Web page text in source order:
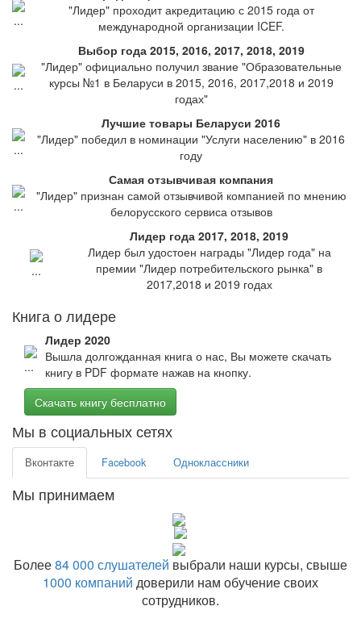
"Лидер" проходит акредитацию с 2015 года от
международной организации ICEF.
Выбор года 2015, 2016, 2017, 2018, 2019
"Лидер" официально получил звание "Образовательные
курсы №1 в Беларуси в 2015, 2016, 2017,2018 и 2019
годах"
Лучшие товары Беларуси 2016
"Лидер" победил в номинации "Услуги населению" в 2016
году
Самая отзывчивая компания
"Лидер" признан самой отзывчивой компанией по мнению
белорусского сервиса отзывов
Лидер года 2017, 2018, 2019
Лидер был удостоен награды "Лидер года" на
премии "Лидер потребительского рынка" в
2017,2018 и 2019 годах
Книга о лидере
Лидер 2020
Вышла долгожданная книга о нас, Вы можете скачать
книгу в PDF формате нажав на кнопку.
Скачать книгу бесплатно
Мы в социальных сетях
Вконтакте Facebook Одноклассники
Мы принимаем
Более84 000 слушателей выбрали наши курсы, свыше
1000 компаний доверили нам обучение своих
сотрудников.